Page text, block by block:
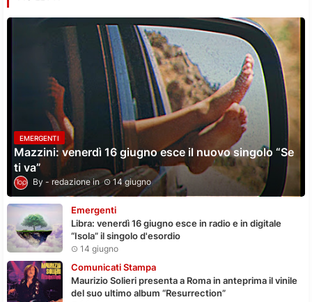
EMERGENTI
Mazzini: venerdì 16 giugno esce il nuovo singolo “Se
ti va”
redazione 14 giugno
Emergenti
Libra: venerdì 16 giugno esce in radio e in digitale
“Isola” il singolo d'esordio
14 giugno
Comunicati Stampa
Maurizio Solieri presenta a Roma in anteprima il vinile
del suo ultimo album “Resurrection”